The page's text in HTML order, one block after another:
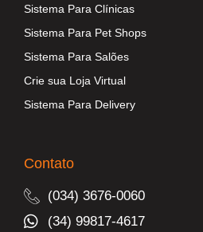
Sistema Para Clínicas
Sistema Para Pet Shops
Sistema Para Salões
Crie sua Loja Virtual
Sistema Para Delivery
Contato
(034) 3676-0060
(34) 99817-4617